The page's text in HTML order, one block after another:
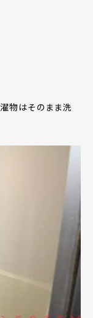
物はそのまま洗